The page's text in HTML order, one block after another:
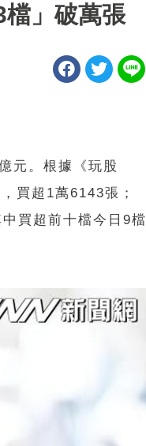
」破萬張
元。根據《玩股
買超1萬6143張；
買超前十檔今日9檔